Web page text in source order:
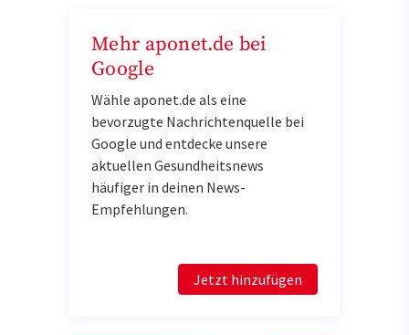
Mehr aponet.de bei
Google
Wähle aponet.de als eine
bevorzugte Nachrichtenquelle bei
Google und entdecke unsere
aktuellen Gesundheitsnews
häufiger in deinen News-
Empfehlungen.
Jetzt hinzufügen